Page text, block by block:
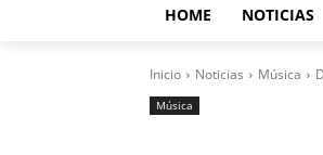
HOME NOTICIAS
Inicio Noticias Música
Música